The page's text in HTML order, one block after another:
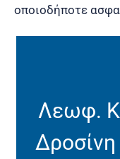
οποιοδήποτε
Λεωφ.